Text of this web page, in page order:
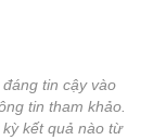
tin cậy vào
tin tham khảo.
kết quả nào từ